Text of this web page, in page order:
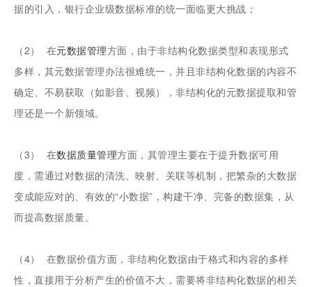
据的引入，银行企业级数据标准的统一面临更大挑战；
（2） 在元数据管理方面，由于非结构化数据类型和表现形式
多样，其元数据管理办法很难统一，并且非结构化数据的内容不
确定、不易获取（如影音、视频），非结构化的元数据提取和管
理还是一个新领域。
（3） 在数据质量管理方面，其管理主要在于提升数据可用
度，需通过对数据的清洗、映射、关联等机制，把繁杂的大数据
变成能应对的、有效的“小数据”，构建干净、完备的数据集，从
而提高数据质量。
（4） 在数据价值方面，非结构化数据由于格式和内容的多样
性，直接用于分析产生的价值不大，需要将非结构化数据的相关